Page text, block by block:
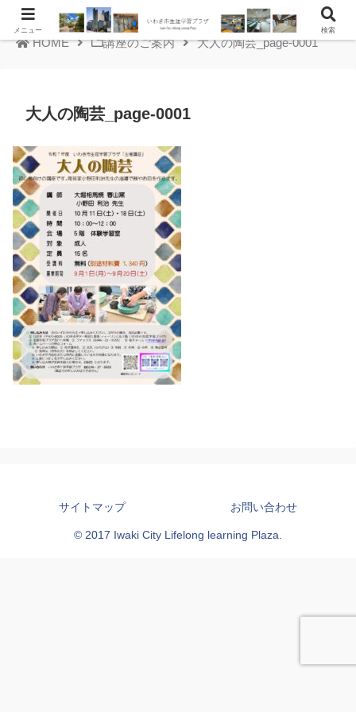
HOME 講座のご案内 大人の陶芸_page-0001
大人の陶芸_page-0001
サイトマップ お問い合わせ
© 2017 Iwaki City Lifelong learning Plaza.
メニュー 検索